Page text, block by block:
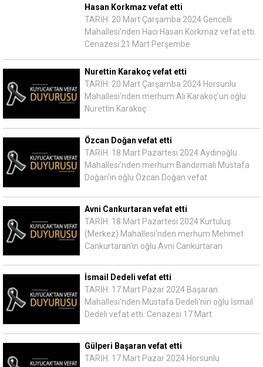
Hasan Korkmaz vefat etti
TARİH: 20 Mart Çarşamba 2024 Gencelli
Mahallesi'nden Hacı Hasan Korkmaz vefat etti.
Cenazesi 21 Mart Perşembe
Nurettin Karakoç vefat etti
TARİH: 20 Mart Çarşamba 2024 Horsunlu
Mahallesi'nden merhum Ali Karakoç'un oğlu
Nurettin Karakoç
Özcan Doğan vefat etti
TARİH: 18 Mart Pazartesi 2024 Aydınoğlu
Mahallesi'nden merhum Bandırmalı Mustafa
Doğan'ın oğlu Özcan Doğan vefat
Avni Cankurtaran vefat etti
TARİH: 18 Mart Pazartesi 2024 Kurtuluş
(Merkez) Mahallesi'nden merhum Mehmet
Cankurtaran'ın oğlu Avni Cankurtaran
İsmail Dedeli vefat etti
TARİH: 17 Mart Pazar 2024 Başaran
Mahallesi'nden Mustafa Dedeli'nin oğlu İsmail
Dedeli vefat etti. Cenazesi 17 Mart
Gülperi Başaran vefat etti
TARİH: 17 Mart Pazar 2024 Horsunlu